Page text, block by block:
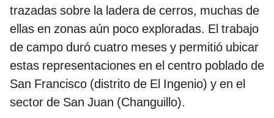
trazadas sobre la ladera de cerros, muchas de
ellas en zonas aún poco exploradas. El trabajo
de campo duró cuatro meses y permitió ubicar
estas representaciones en el centro poblado de
San Francisco (distrito de El Ingenio) y en el
sector de San Juan (Changuillo).